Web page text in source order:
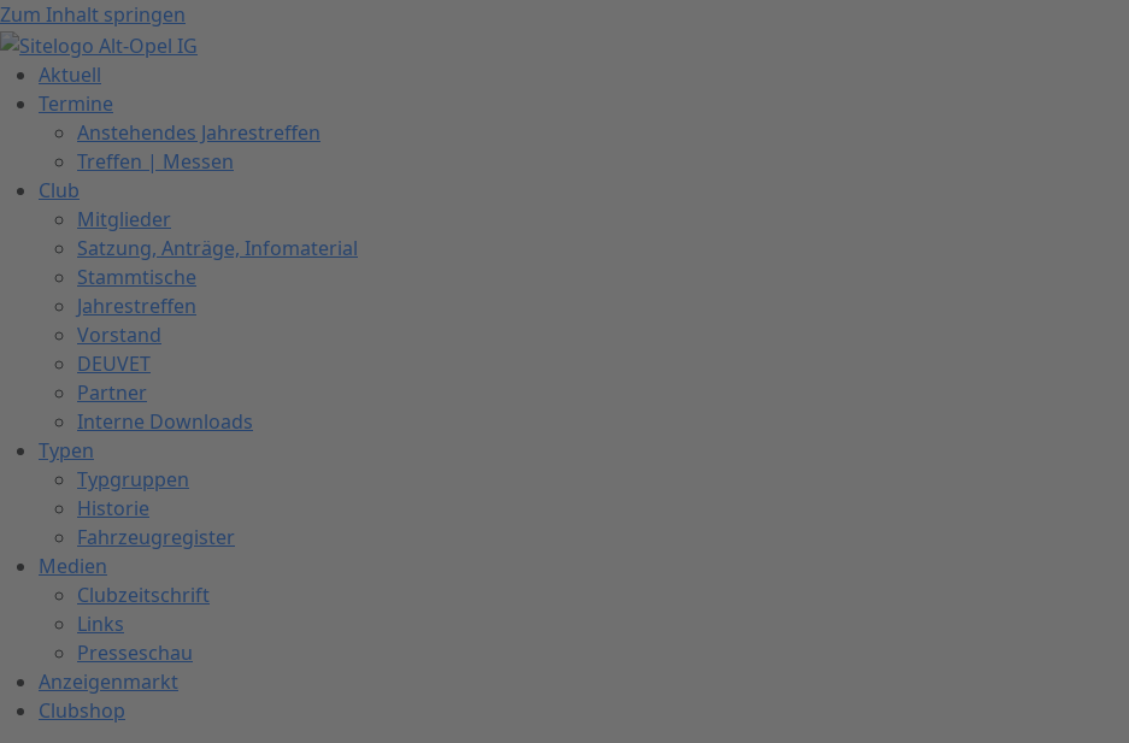
Zum Inhalt springen
Aktuell
Termine
Anstehendes Jahrestreffen
Treffen | Messen
Club
Mitglieder
Satzung, Anträge, Infomaterial
Stammtische
Jahrestreffen
Vorstand
DEUVET
Partner
Interne Downloads
Typen
Typgruppen
Historie
Fahrzeugregister
Medien
Clubzeitschrift
Links
Presseschau
Anzeigenmarkt
Clubshop